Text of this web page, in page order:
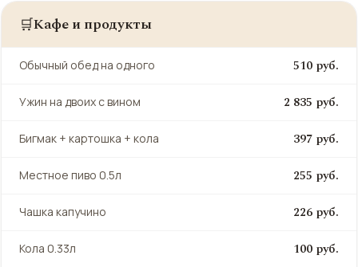
🛒Кафе и продукты
Обычный обед на одного 510 руб.
Ужин на двоих с вином 2 835 руб.
Бигмак + картошка + кола 397 руб.
Местное пиво 0.5л 255 руб.
Чашка капучино 226 руб.
Кола 0.33л 100 руб.